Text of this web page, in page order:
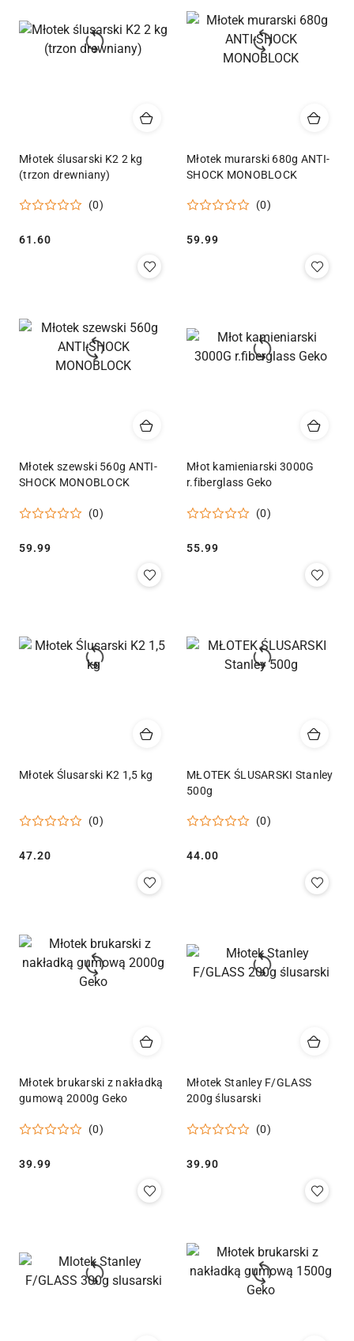
Młotek ślusarski K2 2 kg
(trzon drewniany)
(0)
Cena:
61.60
Młotek murarski 680g ANTI-
SHOCK MONOBLOCK
(0)
Cena:
59.99
Młotek szewski 560g ANTI-
SHOCK MONOBLOCK
(0)
Cena:
59.99
Młot kamieniarski 3000G
r.fiberglass Geko
(0)
Cena:
55.99
Młotek Ślusarski K2 1,5 kg
(0)
Cena:
47.20
MŁOTEK ŚLUSARSKI Stanley
500g
(0)
Cena:
44.00
Młotek brukarski z nakładką
gumową 2000g Geko
(0)
Cena:
39.99
Młotek Stanley F/GLASS
200g ślusarski
(0)
Cena:
39.90